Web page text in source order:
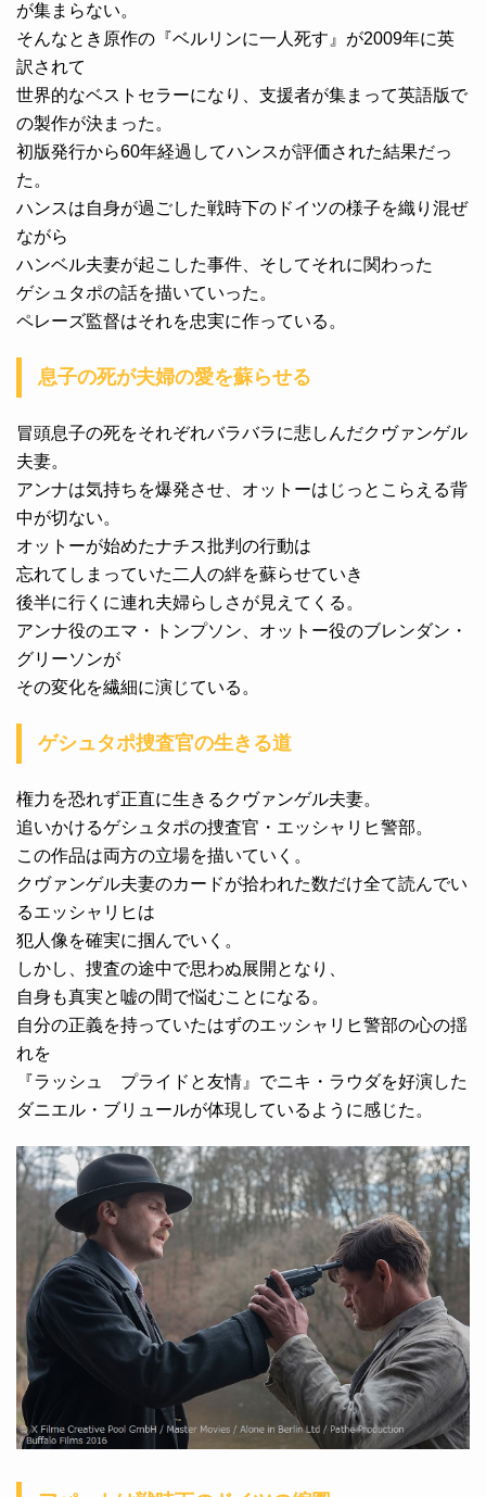
が集まらない。
そんなとき原作の『ベルリンに一人死す』が2009年に英
訳されて
世界的なベストセラーになり、支援者が集まって英語版で
の製作が決まった。
初版発行から60年経過してハンスが評価された結果だっ
た。
ハンスは自身が過ごした戦時下のドイツの様子を織り混ぜ
ながら
ハンベル夫妻が起こした事件、そしてそれに関わった
ゲシュタポの話を描いていった。
ペレーズ監督はそれを忠実に作っている。
息子の死が夫婦の愛を蘇らせる
冒頭息子の死をそれぞれバラバラに悲しんだクヴァンゲル
夫妻。
アンナは気持ちを爆発させ、オットーはじっとこらえる背
中が切ない。
オットーが始めたナチス批判の行動は
忘れてしまっていた二人の絆を蘇らせていき
後半に行くに連れ夫婦らしさが見えてくる。
アンナ役のエマ・トンプソン、オットー役のブレンダン・
グリーソンが
その変化を繊細に演じている。
ゲシュタポ捜査官の生きる道
権力を恐れず正直に生きるクヴァンゲル夫妻。
追いかけるゲシュタポの捜査官・エッシャリヒ警部。
この作品は両方の立場を描いていく。
クヴァンゲル夫妻のカードが拾われた数だけ全て読んでい
るエッシャリヒは
犯人像を確実に掴んでいく。
しかし、捜査の途中で思わぬ展開となり、
自身も真実と嘘の間で悩むことになる。
自分の正義を持っていたはずのエッシャリヒ警部の心の揺
れを
『ラッシュ プライドと友情』でニキ・ラウダを好演した
ダニエル・ブリュールが体現しているように感じた。